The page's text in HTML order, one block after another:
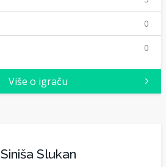
0
0
Više o igraču
Siniša Slukan